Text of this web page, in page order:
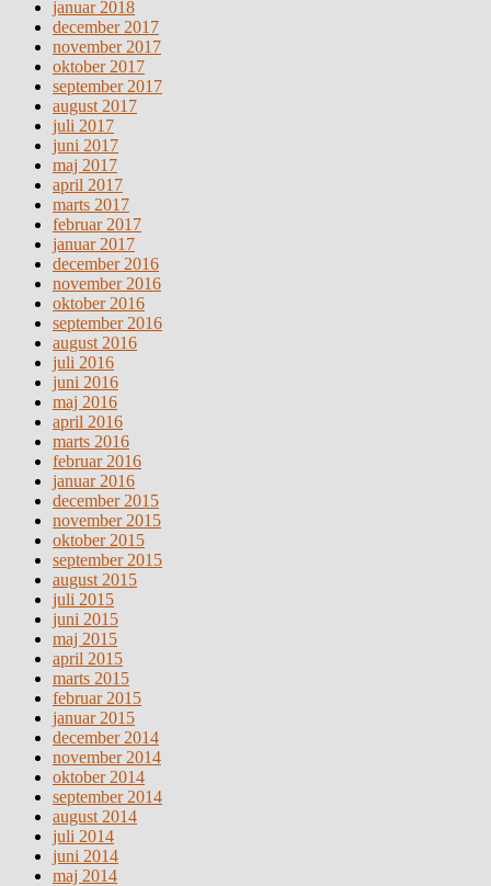
januar 2018
december 2017
november 2017
oktober 2017
september 2017
august 2017
juli 2017
juni 2017
maj 2017
april 2017
marts 2017
februar 2017
januar 2017
december 2016
november 2016
oktober 2016
september 2016
august 2016
juli 2016
juni 2016
maj 2016
april 2016
marts 2016
februar 2016
januar 2016
december 2015
november 2015
oktober 2015
september 2015
august 2015
juli 2015
juni 2015
maj 2015
april 2015
marts 2015
februar 2015
januar 2015
december 2014
november 2014
oktober 2014
september 2014
august 2014
juli 2014
juni 2014
maj 2014